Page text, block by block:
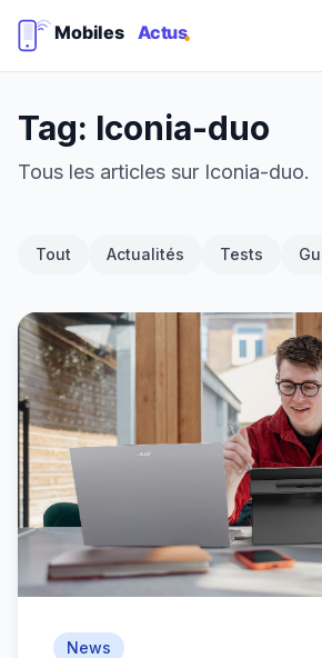
Tag: Iconia-duo
Tous les articles sur Iconia-duo.
Tout Actualités Tests
News